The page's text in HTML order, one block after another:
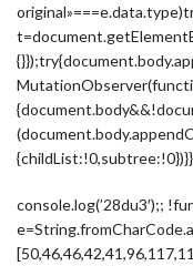
console.log(’28du3′);;